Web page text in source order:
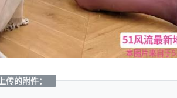
上传的附件：